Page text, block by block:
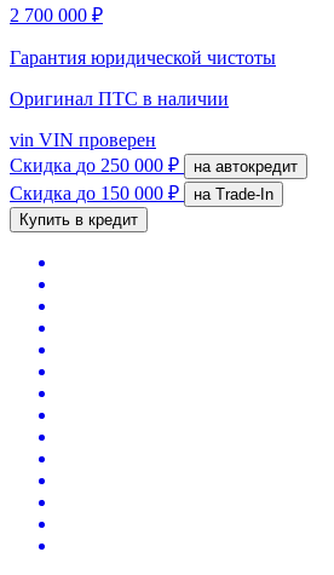
2 700 000 ₽
Гарантия юридической чистоты
Оригинал ПТС в наличии
vin VIN проверен
Скидка до 250 000 ₽ на автокредит
Скидка до 150 000 ₽
на Trade-In
Купить в кредит